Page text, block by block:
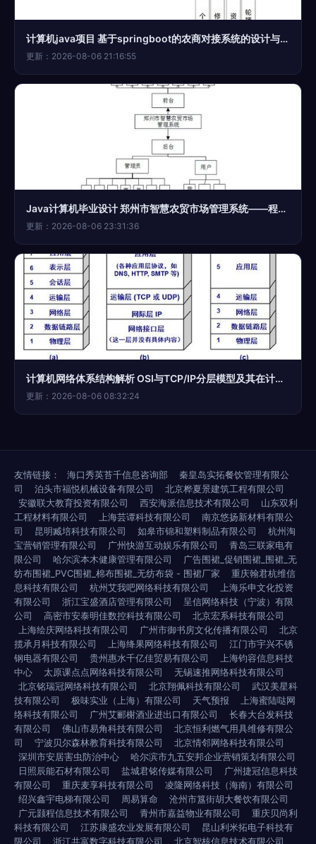
计算机java项目 基于springboot的农商对接系统的设计与实现
更新：2026-08-06 21:16:55
Java计算机毕业设计 郑州市智慧农贸市场管理系统——程序、论文与部署的计算机系统服务实践
更新：2026-08-06 23:31:36
计算机网络体系结构解析 OSI与TCP/IP分层模型及其在计算机系统服务中的应用
更新：2026-08-06 08:32:24
友情链接： 海口秀英苔千信息咨询部
秦皇岛实拓餐饮管理有限公
司
泊头市福悦机械设备有限公司
北京桦夏景建筑工程有限公司
安徽联大教育投资有限公司
西安海派信息技术有限公司
山东双利
工程材料有限公司
上海芸谭科技有限公司
南京悠扬新材料有限公
司
昆明臧培科技有限公司 如皋市锦和塑料制品有限公司
杭州淘
宝营销管理有限公司
广州快游互动娱乐有限公司
青岛三联家电有
限公司
哈尔滨本木健康管理有限公司
广告围裙_促销围裙_围裙_无
纺布围裙_PVC围裙_棉布围裙_无纺布袋 - 围裙厂家
重庆翰君杭维信
息科技有限公司
杭州艾我吧网络科技有限公司
上海乐申文化投资
有限公司
浙江宝盛酒店管理有限公司
呈信网络科技（宁波）有限
公司
高密市安泰明佳数控科技有限公司
北京宏系科技有限公司
上海绘庆网络科技有限公司
广州市御书房文化传播有限公司
北京
揽承月科技有限公司
上海绛果网络科技有限公司
江门市宇兴不锈
钢电器有限公司
贵州惠水千亿佳贸易有限公司
上海钧容信息科技
中心
太原课点点网络科技有限公司
无锡速推网络科技有限公司
北京铭瑞冠网络科技有限公司
北京翔佩科技有限公司
武汉美星科
技有限公司
极味实业（上海）有限公司 天气预报
上海蜜陆哒网
络科技有限公司
广州艾郦榭酒业进出口有限公司
长春大台发科技
有限公司
佛山市易角科技有限公司
北京恒利燃气用具维修有限公
司
宁波贝尔森林教育科技有限公司
北京情邻网络科技有限公司
深圳市安居害虫防治中心
哈尔滨市九五安邦企业营销策划有限公司
日照辰能石材有限公司
盐城君铭传媒有限公司
广州捷冠信息科技
有限公司
重庆麦享科技有限公司
凌隆网络科技（海南）有限公司
绍兴鑫宇电梯有限公司
周易算命
沧州市簋街胡大餐饮有限公司
广元颢程信息技术有限公司
青州市嘉益物业有限公司
重庆贝尚利
科技有限公司
江苏康盛农业发展有限公司
昆山利米拓电子科技有
限公司
浙江共富数字科技有限公司 北京智核信息技术有限公司